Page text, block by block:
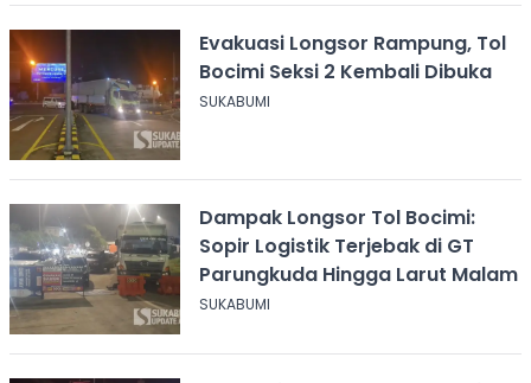
Evakuasi Longsor Rampung, Tol
Bocimi Seksi 2 Kembali Dibuka
SUKABUMI
Dampak Longsor Tol Bocimi:
Sopir Logistik Terjebak di GT
Parungkuda Hingga Larut Malam
SUKABUMI